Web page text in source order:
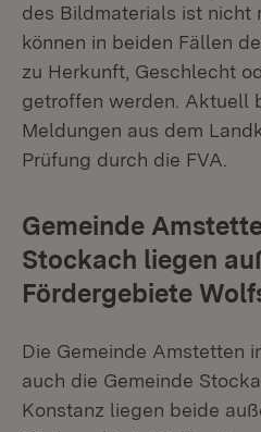
des Bildmaterials ist nicht
können in beiden Fällen
zu Herkunft, Geschlecht
getroffen werden. Aktuell
Meldungen aus dem
Prüfung durch die FVA.
Gemeinde
Stockach liegen
Fördergebiete
Die Gemeinde Amstetten
auch die Gemeinde
Konstanz liegen beide